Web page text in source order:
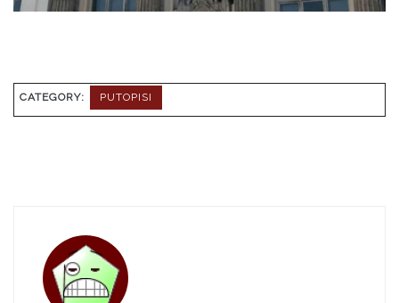
CATEGORY: PUTOPISI